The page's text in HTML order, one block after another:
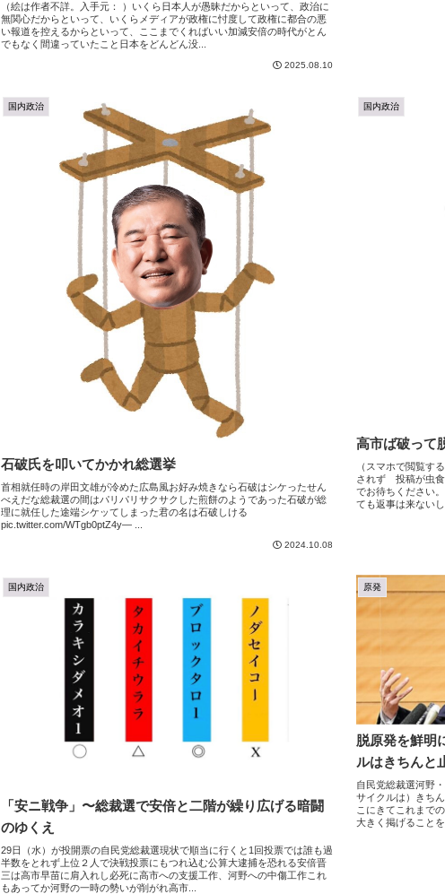
（絵は作者不詳。入手元： ）いくら日本人が愚昧だからといって、政治に
無関心だからといって、いくらメディアが政権に忖度して政権に都合の悪
い報道を控えるからといって、ここまでくればいい加減安倍の時代がとん
でもなく間違っていたこと日本をどんどん没...
2025.08.10
国内政治
石破氏を叩いてかかれ総選挙
首相就任時の岸田文雄が冷めた広島風お好み焼きなら石破はシケったせん
べえだな総裁選の間はパリパリサクサクした煎餅のようであった石破が総
理に就任した途端シケッてしまった君の名は石破しける
pic.twitter.com/WTgb0ptZ4y— ...
2024.10.08
国内政治
高市ば破って
（スマホで閲覧す
されず 投稿が虫食
でお待ちください
ても返事は来ないし
国内政治
「安ニ戦争」〜総裁選で安倍と二階が繰り広げる暗闘
のゆくえ
29日（水）が投開票の自民党総裁選現状で順当に行くと1回投票では誰も過
半数をとれず上位２人で決戦投票にもつれ込む公算大逮捕を恐れる安倍晋
三は高市早苗に肩入れし必死に高市への支援工作、河野への中傷工作これ
もあってか河野の一時の勢いが削がれ高市...
原発
脱原発を鮮明
ルはきちんと
自民党総裁選河野
サイクルは）きち
こにきてこれまで
大きく掲げること